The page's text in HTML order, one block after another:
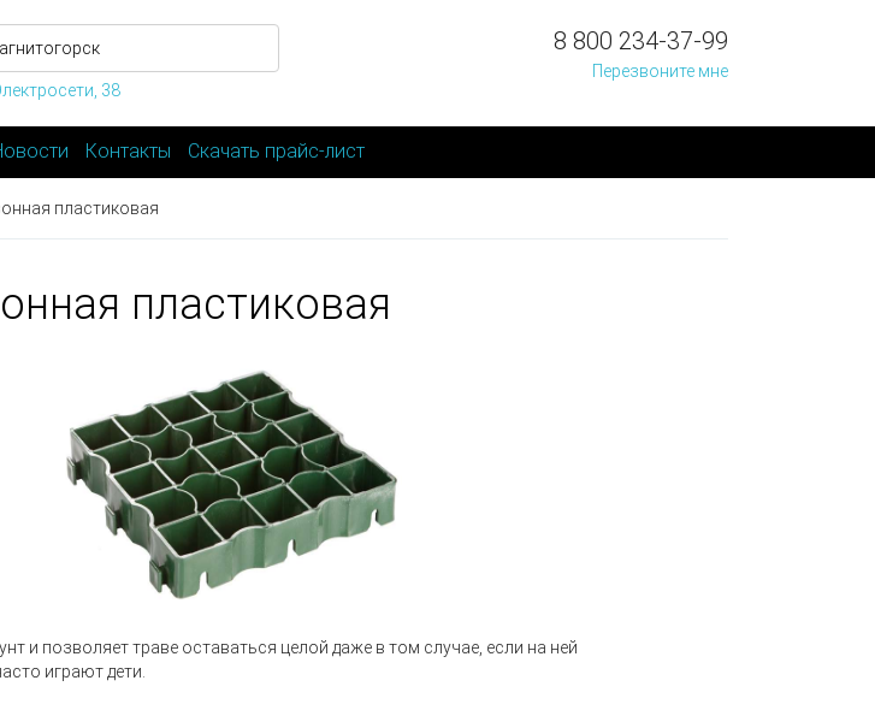
38
8 800 234-37-99
Перезвоните мне
Контакты Скачать прайс-лист
пластиковая
пластиковая
и позволяет траве оставаться целой даже в том случае, если на ней
играют дети.